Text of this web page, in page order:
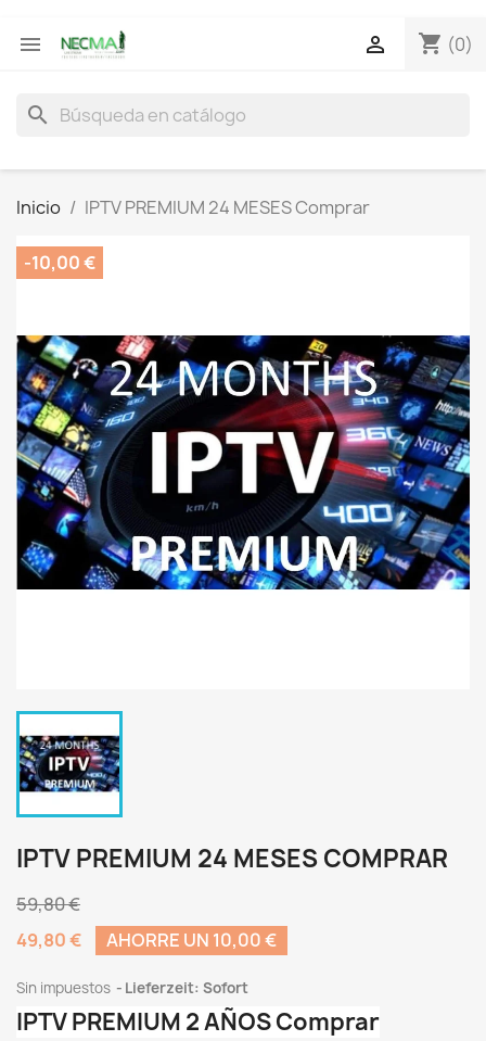
 shopping_cart (0)

search
Inicio IPTV PREMIUM 24 MESES Comprar
-10,00 €
IPTV PREMIUM 24 MESES COMPRAR
59,80 €
49,80 €
AHORRE UN 10,00 €
Sin impuestos Lieferzeit: Sofort
IPTV PREMIUM 2 AÑOS Comprar